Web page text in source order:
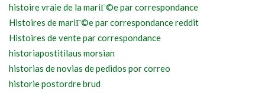
histoire vraie de la mariГ©e par correspondance
Histoires de mariГ©e par correspondance reddit
Histoires de vente par correspondance
historiapostitilaus morsian
historias de novias de pedidos por correo
historie postordre brud